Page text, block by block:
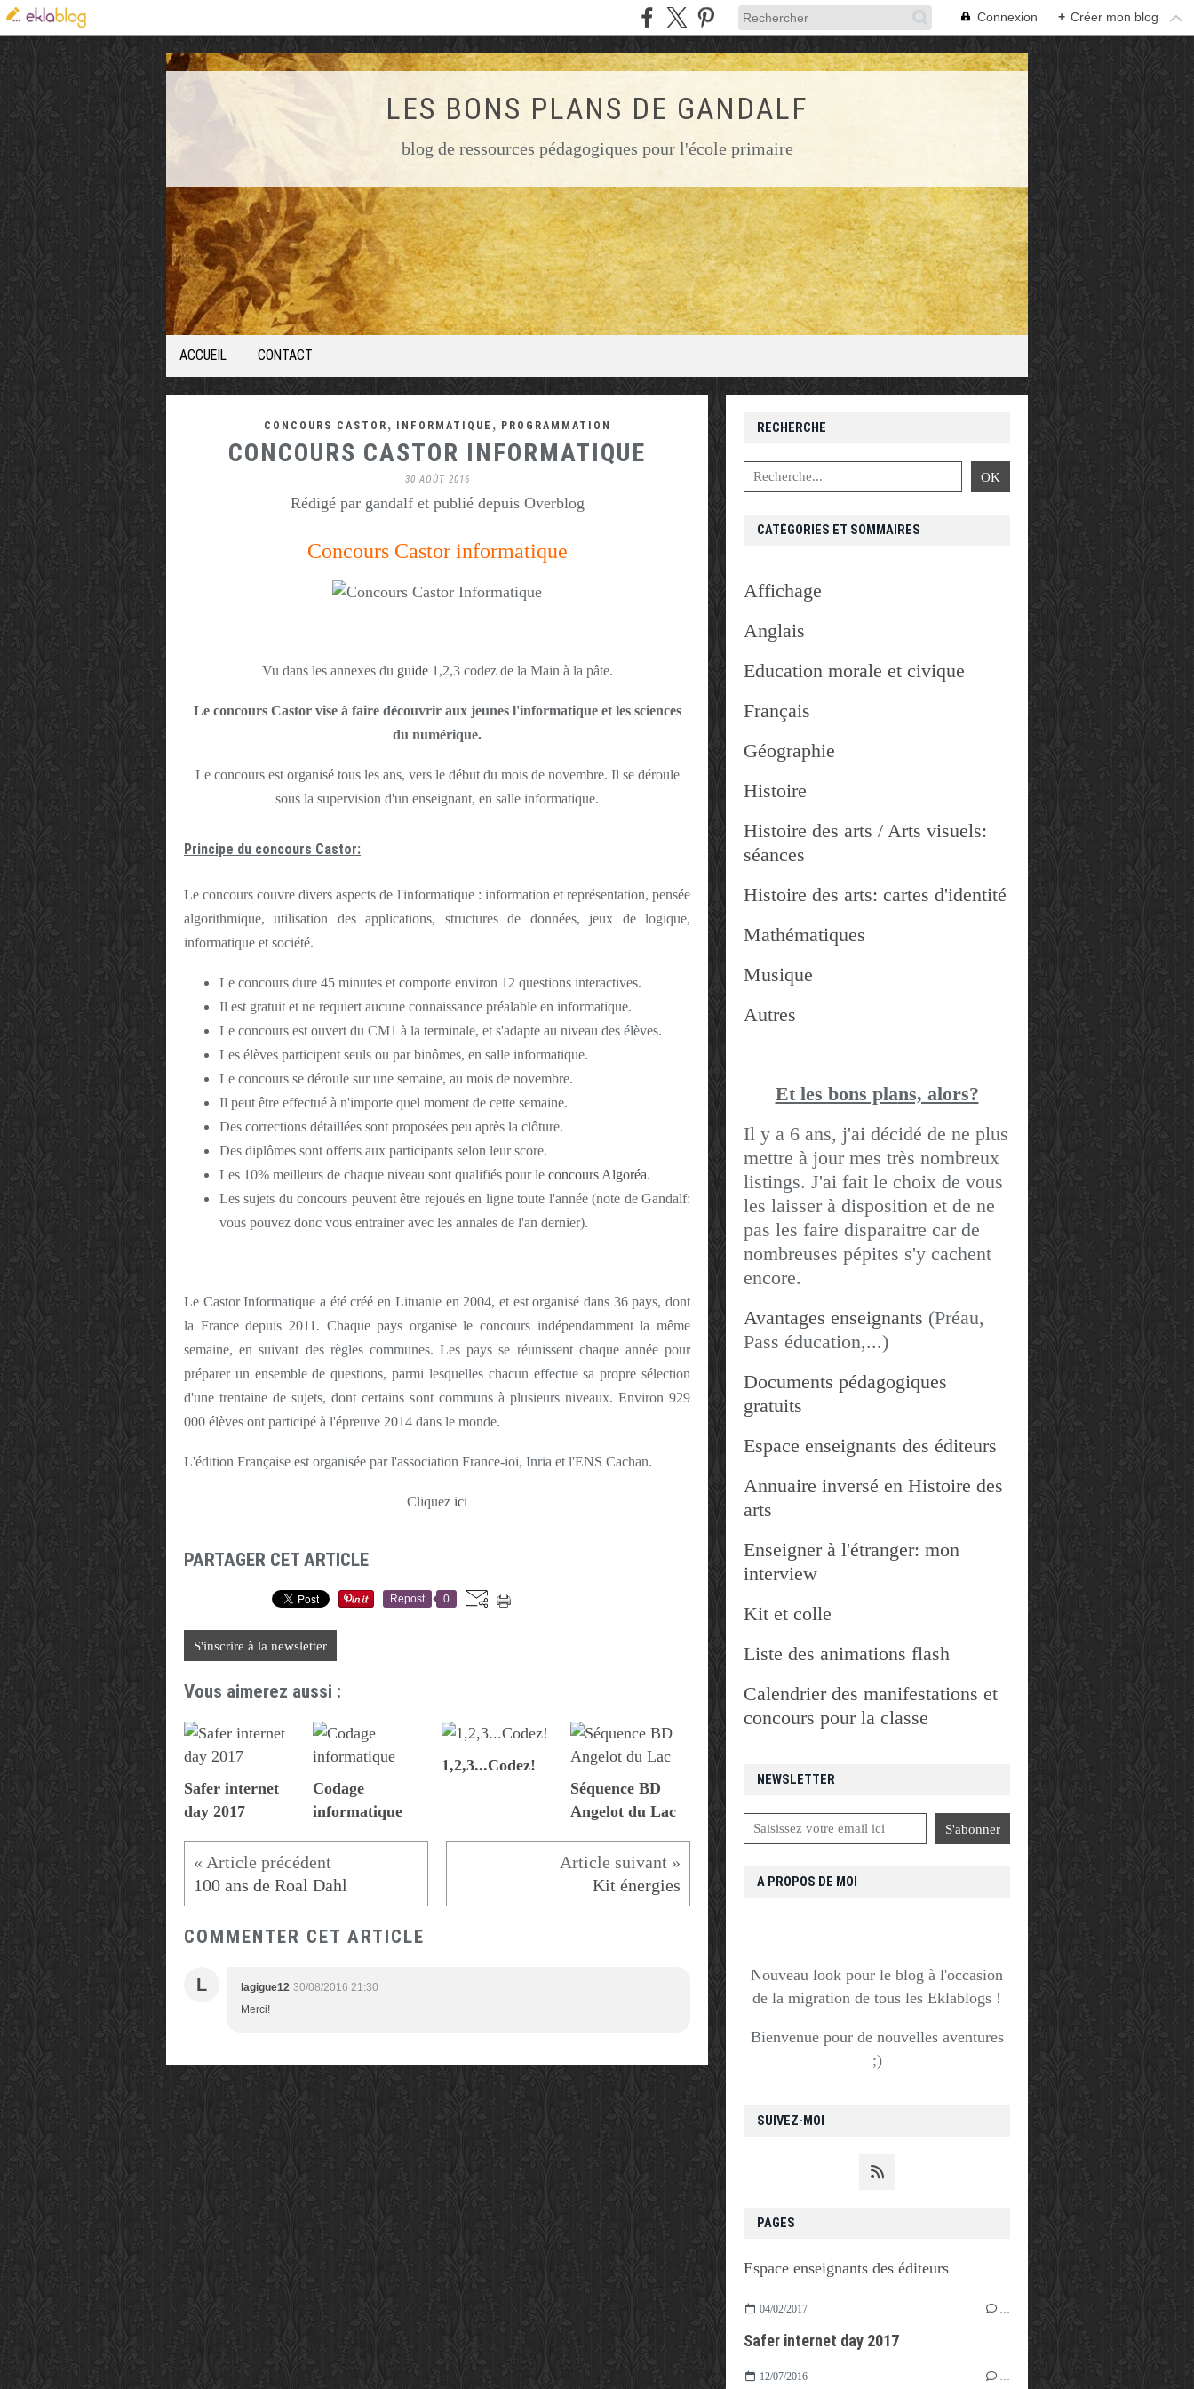
Connexion + Créer mon blog
LES BONS PLANS DE GANDALF
blog de ressources pédagogiques pour l'école primaire
ACCUEIL CONTACT
CONCOURS CASTOR , INFORMATIQUE , PROGRAMMATION
CONCOURS CASTOR INFORMATIQUE
30 AOÛT 2016
Rédigé par gandalf et publié depuis Overblog
Concours Castor informatique
Vu dans les annexes du guide1,2,3 codez de la Main à la pâte.
Le concours Castor vise à faire découvrir aux jeunes l'informatique et les sciences
du numérique.
Le concours est organisé tous les ans, vers le début du mois de novembre. Il se déroule
sous la supervision d'un enseignant, en salle informatique.
Principe du concours Castor:
Le concours couvre divers aspects de l'informatique : information et représentation, pensée
algorithmique, utilisation des applications, structures de données, jeux de logique,
informatique et société.
Le concours dure 45 minutes et comporte environ 12 questions interactives.
Il est gratuit et ne requiert aucune connaissance préalable en informatique.
Le concours est ouvert du CM1 à la terminale, et s'adapte au niveau des élèves.
Les élèves participent seuls ou par binômes, en salle informatique.
Le concours se déroule sur une semaine, au mois de novembre.
Il peut être effectué à n'importe quel moment de cette semaine.
Des corrections détaillées sont proposées peu après la clôture.
Des diplômes sont offerts aux participants selon leur score.
Les 10% meilleurs de chaque niveau sont qualifiés pour le concours Algoréa.
Les sujets du concours peuvent être rejoués en ligne toute l'année (note de Gandalf:
vous pouvez donc vous entrainer avec les annales de l'an dernier).
Le Castor Informatique a été créé en Lituanie en 2004, et est organisé dans 36 pays, dont
la France depuis 2011. Chaque pays organise le concours indépendamment la même
semaine, en suivant des règles communes. Les pays se réunissent chaque année pour
préparer un ensemble de questions, parmi lesquelles chacun effectue sa propre sélection
d'une trentaine de sujets, dont certains sont communs à plusieurs niveaux. Environ 929
000 élèves ont participé à l'épreuve 2014 dans le monde.
L'édition Française est organisée par l'association France-ioi, Inria et l'ENS Cachan.
Cliquez ici
PARTAGER CET ARTICLE
Repost 0
S'inscrire à la newsletter
Vous aimerez aussi :
Safer internet
day 2017
Codage
informatique
1,2,3...Codez!
Séquence BD
Angelot du Lac
100 ans de Roal Dahl Kit énergies
COMMENTER CET ARTICLE
L lagigue12 30/08/2016 21:30
Merci!
NEWSLETTER
SUIVEZ-MOI
RECHERCHE
04/02/2017
Safer internet day 2017
12/07/2016
PAGES
Espace enseignants des éditeurs
CATÉGORIES ET SOMMAIRES
Affichage
Anglais
Education morale et civique
Français
Géographie
Histoire
Histoire des arts / Arts visuels:
séances
Histoire des arts: cartes d'identité
Mathématiques
Musique
Autres
Et les bons plans, alors?
Il y a 6 ans, j'ai décidé de ne plus
mettre à jour mes très nombreux
listings. J'ai fait le choix de vous
les laisser à disposition et de ne
pas les faire disparaitre car de
nombreuses pépites s'y cachent
encore.
Avantages enseignants (Préau,
Pass éducation,...)
Documents pédagogiques
gratuits
Espace enseignants des éditeurs
Annuaire inversé en Histoire des
arts
Enseigner à l'étranger: mon
interview
Kit et colle
Liste des animations flash
Calendrier des manifestations et
concours pour la classe
A PROPOS DE MOI
Nouveau look pour le blog à l'occasion
de la migration de tous les Eklablogs !
Bienvenue pour de nouvelles aventures
;)